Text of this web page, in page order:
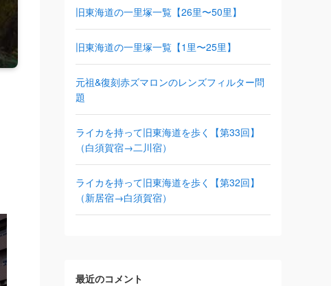
旧東海道の一里塚一覧【26里〜50里】
旧東海道の一里塚一覧【1里〜25里】
元祖&復刻赤ズマロンのレンズフィルター問
題
ライカを持って旧東海道を歩く【第33回】
（白須賀宿→二川宿）
ライカを持って旧東海道を歩く【第32回】
（新居宿→白須賀宿）
最近のコメント